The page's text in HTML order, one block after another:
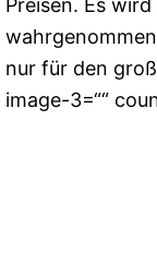
Preisen. Es
nur für den
image-3=““